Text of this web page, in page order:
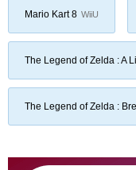
Mario Kart 8 WiiU
The Legend of Zelda : A
The Legend of Zelda :